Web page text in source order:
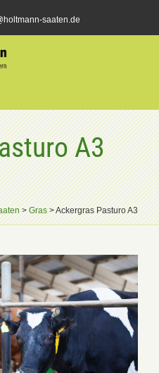
saaten.de
A3
>Gras>Ackergras Pasturo A3